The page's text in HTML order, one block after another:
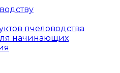
пчеловодства
начинающих